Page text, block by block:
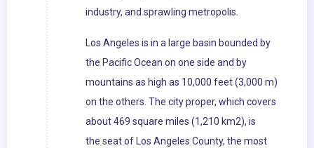
industry, and sprawling metropolis.
Los Angeles is in a large basin bounded by
the Pacific Ocean on one side and by
mountains as high as 10,000 feet (3,000 m)
on the others. The city proper, which covers
about 469 square miles (1,210 km2), is
the seat of Los Angeles County, the most